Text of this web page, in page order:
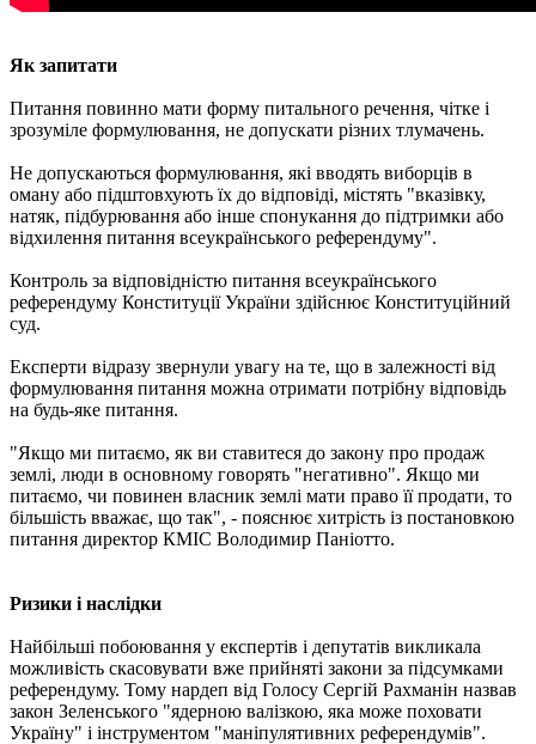
Як запитати
Питання повинно мати форму питального речення, чітке і
зрозуміле формулювання, не допускати різних тлумачень.
Не допускаються формулювання, які вводять виборців в
оману або підштовхують їх до відповіді, містять "вказівку,
натяк, підбурювання або інше спонукання до підтримки або
відхилення питання всеукраїнського референдуму".
Контроль за відповідністю питання всеукраїнського
референдуму Конституції України здійснює Конституційний
суд.
Експерти відразу звернули увагу на те, що в залежності від
формулювання питання можна отримати потрібну відповідь
на будь-яке питання.
"Якщо ми питаємо, як ви ставитеся до закону про продаж
землі, люди в основному говорять "негативно". Якщо ми
питаємо, чи повинен власник землі мати право її продати, то
більшість вважає, що так", - пояснює хитрість із постановкою
питання директор КМІС Володимир Паніотто.
Ризики і наслідки
Найбільші побоювання у експертів і депутатів викликала
можливість скасовувати вже прийняті закони за підсумками
референдуму. Тому нардеп від Голосу Сергій Рахманін назвав
закон Зеленського "ядерною валізкою, яка може поховати
Україну" і інструментом "маніпулятивних референдумів".